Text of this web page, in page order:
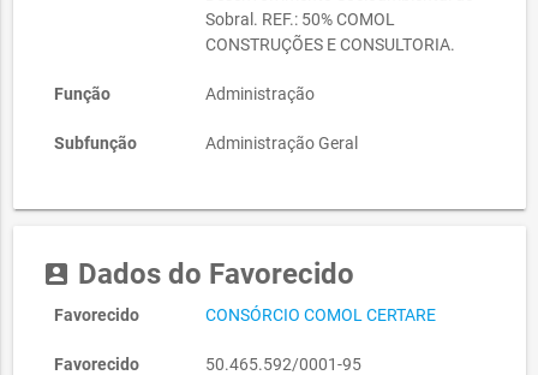
Sobral. REF.: 50% COMOL
CONSTRUÇÕES E CONSULTORIA.
Função Administração
Subfunção Administração Geral
account_box Dados do Favorecido
Favorecido CONSÓRCIO COMOL CERTARE
Favorecido
50.465.592/0001-95